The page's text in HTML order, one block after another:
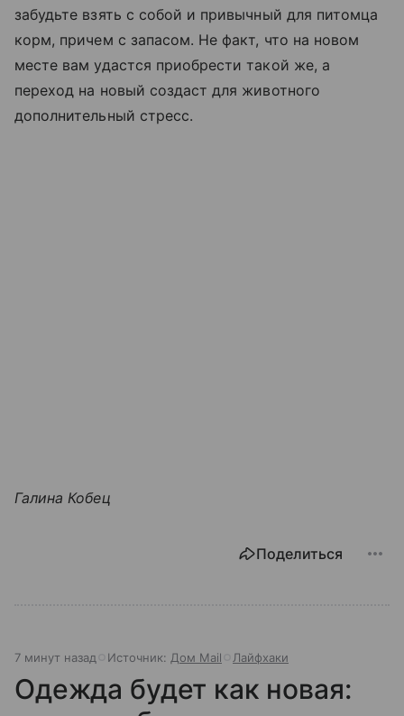
забудьте взять с собой и привычный для питомца
корм, причем с запасом. Не факт, что на новом
месте вам удастся приобрести такой же, а
переход на новый создаст для животного
дополнительный стресс.
Галина Кобец
Поделиться
7 минут назад Источник: Дом Mail Лайфхаки
Одежда будет как новая: